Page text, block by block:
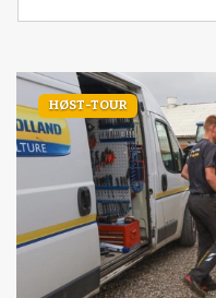
HØST-TOUR